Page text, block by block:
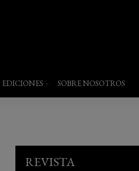
EDICIONES SOBRE NOSOTROS
REVISTA